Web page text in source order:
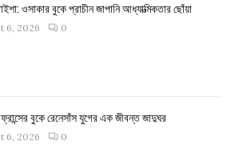
ওসাকার বুকে প্রাচীন জাপানি আধ্যাত্মিকতার ছোঁয়া
6, 2026 0
বুকে রেনেসাঁস যুগের এক জীবন্ত জাদুঘর
6, 2026 0